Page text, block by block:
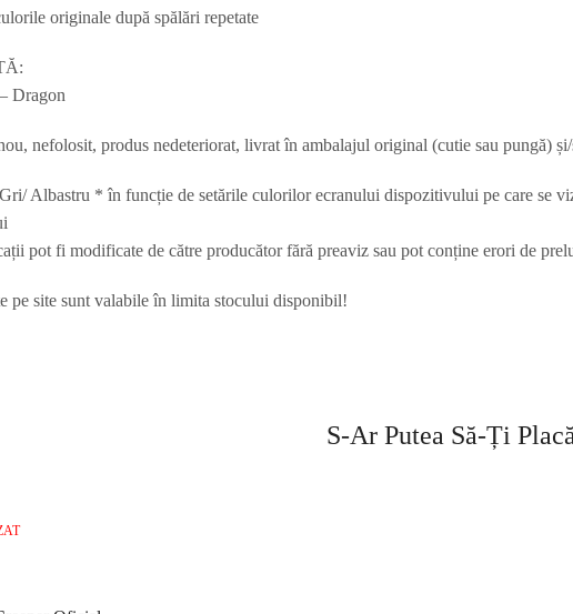
originale după spălări repetate
Dragon
nefolosit, produs nedeteriorat, livrat în ambalajul original (cutie sau pungă)
Albastru * în funcție de setările culorilor ecranului dispozitivului pe care se
pot fi modificate de către producător fără preaviz sau pot conține erori de
pe site sunt valabile în limita stocului disponibil!
S-Ar Putea Să-Ți Placă